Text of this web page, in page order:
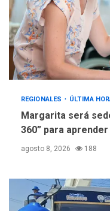
REGIONALES ÚLTIMA
Margarita será
360” para
agosto 8, 2026 188